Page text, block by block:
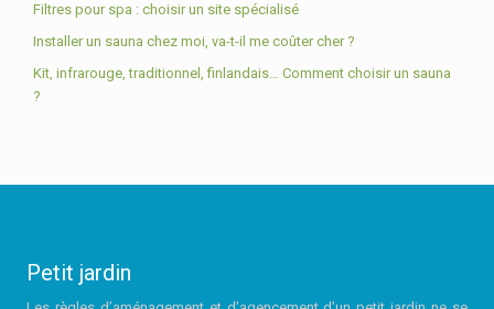
Filtres pour spa : choisir un site spécialisé
Installer un sauna chez moi, va-t-il me coûter cher ?
Kit, infrarouge, traditionnel, finlandais… Comment choisir un sauna
?
Petit jardin